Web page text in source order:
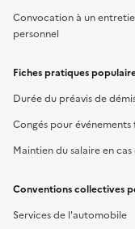
Convocation à un
personnel
Fiches pratiques
Durée du préavis de
Congés pour événements
Maintien du salaire en
Conventions collectives
Services de l'automobile